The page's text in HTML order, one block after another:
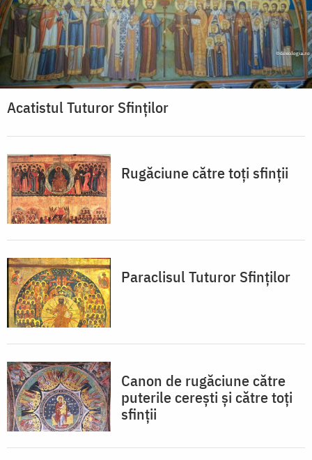
Acatistul Tuturor Sfinților
Rugăciune către toți sfinții
Paraclisul Tuturor Sfinților
Canon de rugăciune către
puterile cerești și către toți
sfinții